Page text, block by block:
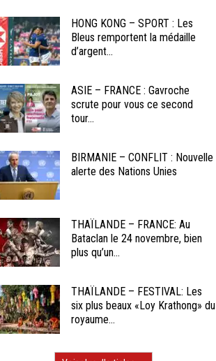
HONG KONG – SPORT : Les
Bleus remportent la médaille
d’argent...
ASIE – FRANCE : Gavroche
scrute pour vous ce second
tour...
BIRMANIE – CONFLIT : Nouvelle
alerte des Nations Unies
THAÏLANDE – FRANCE: Au
Bataclan le 24 novembre, bien
plus qu’un...
THAÏLANDE – FESTIVAL: Les
six plus beaux «Loy Krathong» du
royaume...